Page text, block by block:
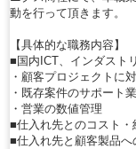
動を行って頂きます。
【具体的な職務内容】
■国内ICT、インダスト
・顧客プロジェクトに
・既存案件のサポート
・営業の数値管理
■仕入れ先とのコスト・
■仕入れ先と顧客製品